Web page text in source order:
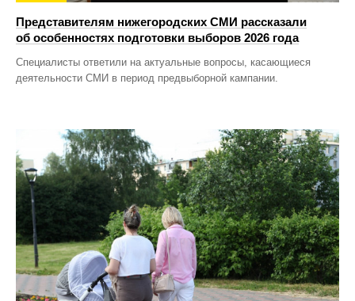
Представителям нижегородских СМИ рассказали
об особенностях подготовки выборов 2026 года
Специалисты ответили на актуальные вопросы, касающиеся
деятельности СМИ в период предвыборной кампании.